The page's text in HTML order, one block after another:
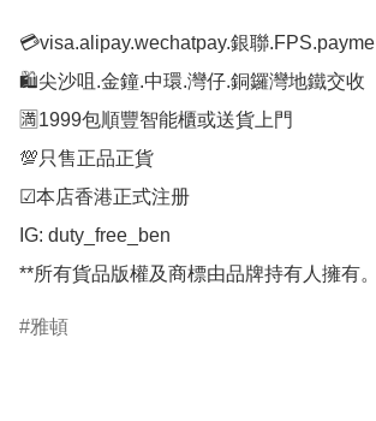
💳visa.alipay.wechatpay.銀聯.FPS.payme
🛍️尖沙咀.金鐘.中環.灣仔.銅鑼灣地鐵交收
🈵1999包順豐智能櫃或送貨上門
💯只售正品正貨
☑︎本店香港正式注册
IG: duty_free_ben
雅頓